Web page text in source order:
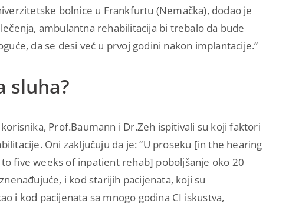
bolnice u Frankfurtu (Nemačka), dodao je
ambulantna rehabilitacija bi trebalo da bude
da se desi već u prvoj godini nakon implantacije.”
sluha?
Prof.Baumann i Dr.Zeh ispitivali su koji faktori
Oni zaključuju da je: “U proseku [in the hearing
five weeks of inpatient rehab] poboljšanje oko 20
i kod starijih pacijenata, koji su
i kod pacijenata sa mnogo godina CI iskustva,